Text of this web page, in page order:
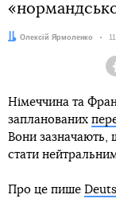
Автор:
Олексій Ярмоленко
Німеччина та
запланованих
Вони зазначають,
стати
Про це пише